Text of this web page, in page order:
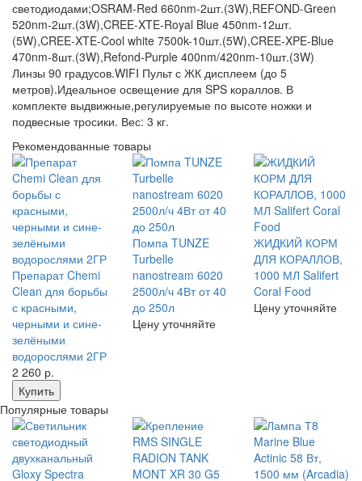
светодиодами;OSRAM-Red 660nm-2шт.(3W),REFOND-Green
520nm-2шт.(3W),CREE-XTE-Royal Blue 450nm-12шт.
(5W),CREE-XTE-Cool white 7500k-10шт.(5W),CREE-XPE-Blue
470nm-8шт.(3W),Refond-Purple 400nm/420nm-10шт.(3W)
Линзы 90 градусов.WIFI Пульт с ЖК дисплеем (до 5
метров).Идеальное освещение для SPS кораллов. В
комплекте выдвижные,регулируемые по высоте ножки и
подвесные тросики. Вес: 3 кг.
Рекомендованные товары
Препарат Chemi
Clean для борьбы
с красными,
черными и сине-
зелёными
водорослями 2ГР
2 260 р.
Купить
Помпа TUNZE
Turbelle
nanostream 6020
2500л/ч 4Вт от 40
до 250л
Цену уточняйте
ЖИДКИЙ КОРМ
ДЛЯ КОРАЛЛОВ,
1000 МЛ Salifert
Coral Food
Цену уточняйте
Популярные товары